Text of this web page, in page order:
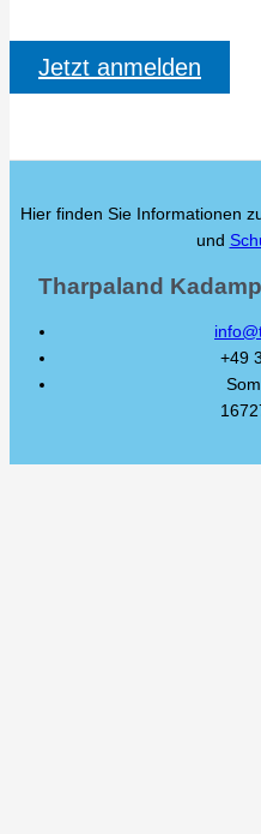
Jetzt anmelden
Hier finden Sie Informationen
und
Tharpaland
+49